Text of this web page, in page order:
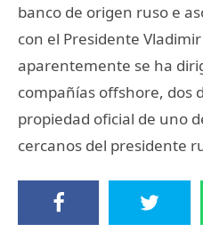
banco de origen ruso e
con el Presidente
aparentemente se ha
compañías offshore, dos
propiedad oficial de uno
cercanos del presidente